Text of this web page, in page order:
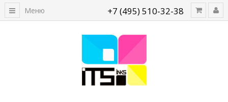
+7 (495) 510-32-38
Меню